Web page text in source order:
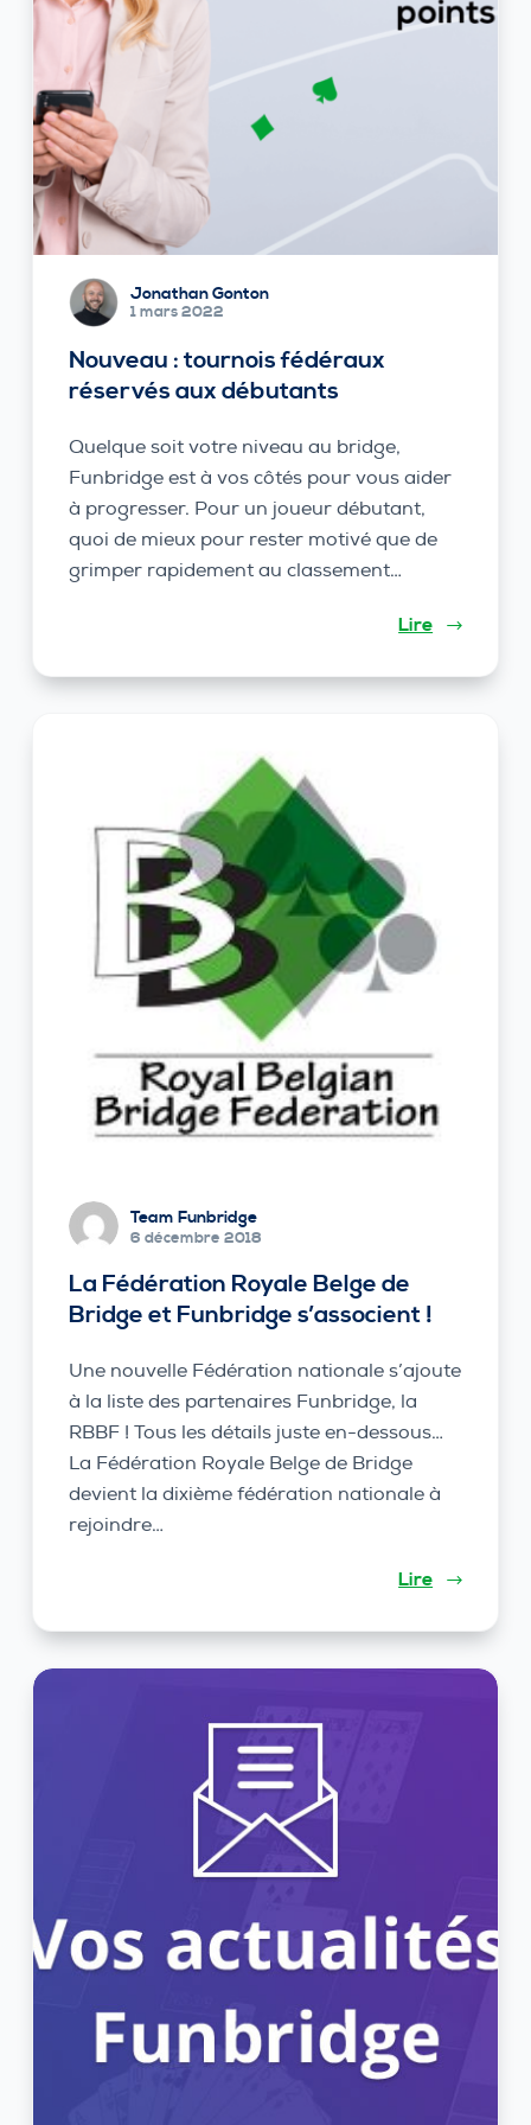
Jonathan Gonton
1 mars 2022
Nouveau : tournois fédéraux
réservés aux débutants
Quelque soit votre niveau au bridge,
Funbridge est à vos côtés pour vous aider
à progresser. Pour un joueur débutant,
quoi de mieux pour rester motivé que de
grimper rapidement au classement…
Lire
Team Funbridge
6 décembre 2018
La Fédération Royale Belge de
Bridge et Funbridge s’associent !
Une nouvelle Fédération nationale s’ajoute
à la liste des partenaires Funbridge, la
RBBF ! Tous les détails juste en-dessous…
La Fédération Royale Belge de Bridge
devient la dixième fédération nationale à
rejoindre…
Lire